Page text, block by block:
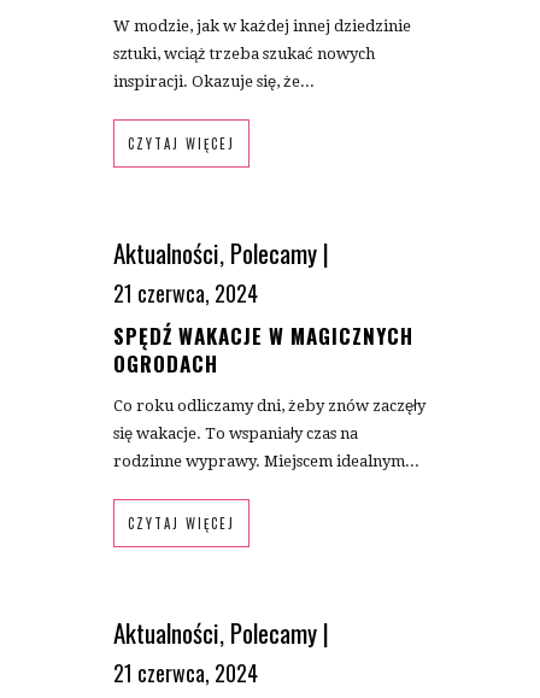
W modzie, jak w każdej innej dziedzinie
sztuki, wciąż trzeba szukać nowych
inspiracji. Okazuje się, że...
CZYTAJ WIĘCEJ
Aktualności,Polecamy|
21 czerwca, 2024
SPĘDŹ WAKACJE W MAGICZNYCH
OGRODACH
Co roku odliczamy dni, żeby znów zaczęły
się wakacje. To wspaniały czas na
rodzinne wyprawy. Miejscem idealnym...
CZYTAJ WIĘCEJ
Aktualności,Polecamy|
21 czerwca, 2024